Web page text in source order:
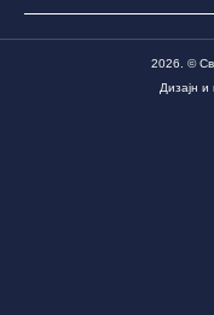
2026. ©
Дизајн